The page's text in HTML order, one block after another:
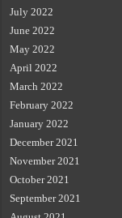
July 2022
June 2022
May 2022
April 2022
March 2022
February 2022
January 2022
December 2021
November 2021
October 2021
September 2021